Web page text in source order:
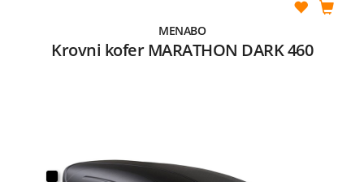
MENABO
Krovni kofer MARATHON DARK 460